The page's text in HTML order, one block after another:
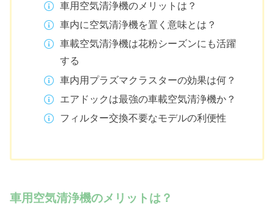
車用空気清浄機のメリットは？
車内に空気清浄機を置く意味とは？
車載空気清浄機は花粉シーズンにも活躍
する
車内用プラズマクラスターの効果は何？
エアドックは最強の車載空気清浄機か？
フィルター交換不要なモデルの利便性
車用空気清浄機のメリットは？